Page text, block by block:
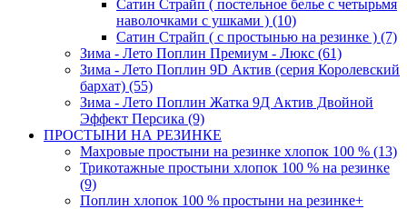
Сатин Страйп ( постельное белье с четырьмя
наволочками с ушками ) (10)
Сатин Страйп ( с простынью на резинке ) (7)
Зима - Лето Поплин Премиум - Люкс (61)
Зима - Лето Поплин 9D Актив (серия Королевский
бархат) (55)
Зима - Лето Поплин Жатка 9Д Актив Двойной
Эффект Персика (9)
ПРОСТЫНИ НА РЕЗИНКЕ
Махровые простыни на резинке хлопок 100 % (13)
Трикотажные простыни хлопок 100 % на резинке
(9)
Поплин хлопок 100 % простыни на резинке+